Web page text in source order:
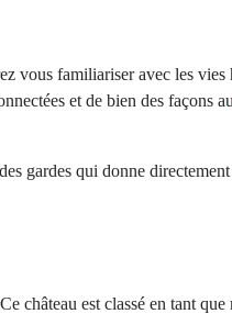
vous familiariser avec les
et de bien des façons au
gardes qui donne
château est classé en tant